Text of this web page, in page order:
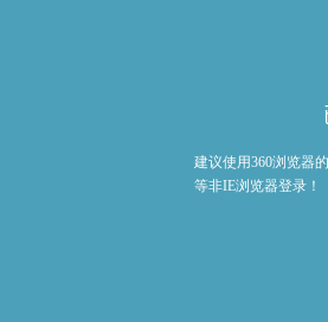
建议使用360浏览器
等非IE浏览器登录！